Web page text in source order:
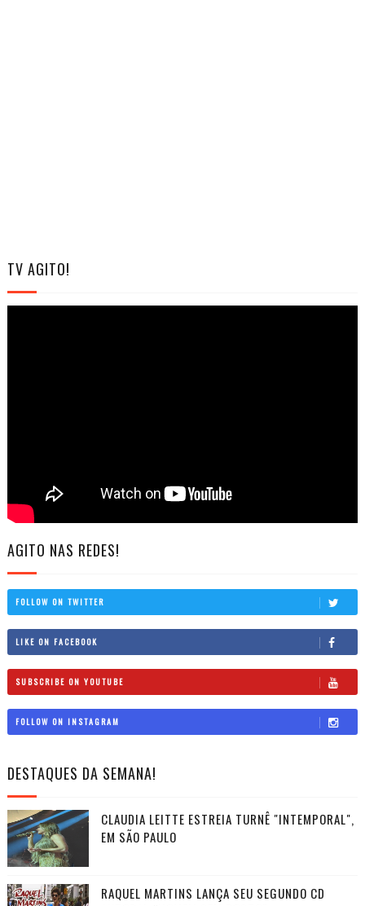
TV AGITO!
AGITO NAS REDES!
FOLLOW ON TWITTER
LIKE ON FACEBOOK
SUBSCRIBE ON YOUTUBE
FOLLOW ON INSTAGRAM
DESTAQUES DA SEMANA!
CLAUDIA LEITTE ESTREIA TURNÊ "INTEMPORAL",
EM SÃO PAULO
RAQUEL MARTINS LANÇA SEU SEGUNDO CD